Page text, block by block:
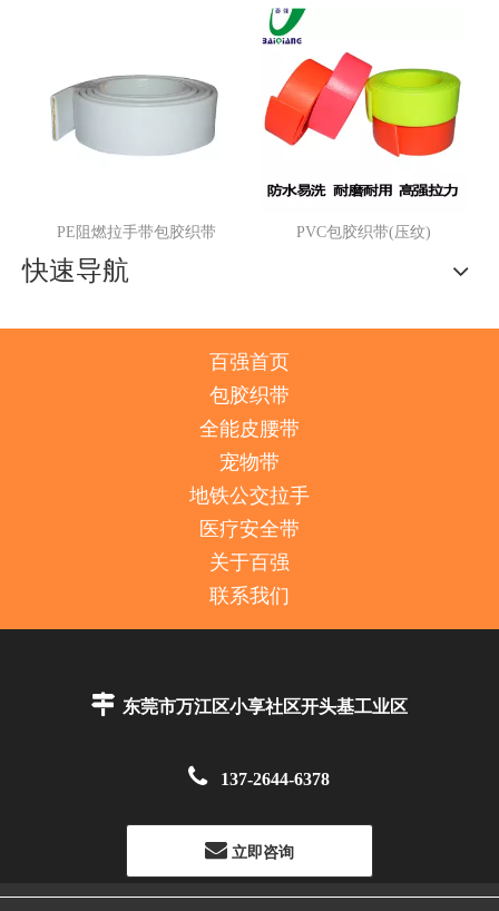
PE阻燃拉手带包胶织带 PVC包胶织带(压纹)
快速导航
百强首页
包胶织带
全能皮腰带
宠物带
地铁公交拉手
医疗安全带
关于百强
联系我们
 东莞市万江区小享社区开头基工业区
 137-2644-6378
立即咨询